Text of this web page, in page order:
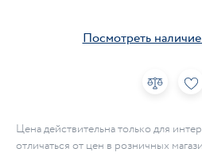
Посмотреть наличие
Цена действительна только для
отличаться от цен в розничных